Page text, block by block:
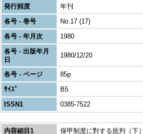
発行頻度
年刊
各号 - 巻号
No.17 (17)
各号 - 年月次
1980
各号 - 出版年月
日
1980/12/20
各号 - ページ
85p
ｻｲｽﾞ
B5
ISSN1
0385-7522
内容細目1 保甲制度に對する批判（下